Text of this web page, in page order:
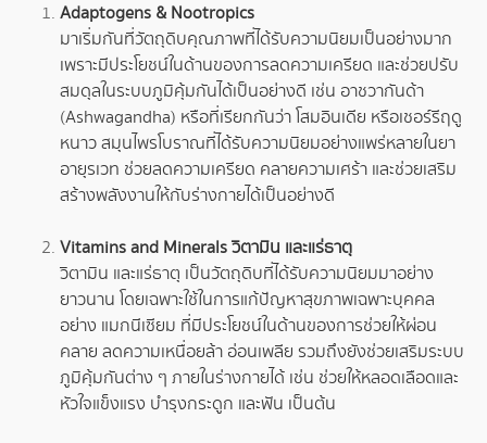
Adaptogens & Nootropics
มาเริ่มกันที่วัตถุดิบคุณภาพที่ได้รับความนิยมเป็นอย่างมาก
เพราะมีประโยชน์ในด้านของการลดความเครียด และช่วยปรับ
สมดุลในระบบภูมิคุ้มกันได้เป็นอย่างดี เช่น อาชวากันด้า
(Ashwagandha) หรือที่เรียกกันว่า โสมอินเดีย หรือเชอร์รีฤดู
หนาว สมุนไพรโบราณที่ได้รับความนิยมอย่างแพร่หลายในยา
อายุรเวท ช่วยลดความเครียด คลายความเศร้า และช่วยเสริม
สร้างพลังงานให้กับร่างกายได้เป็นอย่างดี
Vitamins and Minerals วิตามิน และแร่ธาตุ
วิตามิน และแร่ธาตุ เป็นวัตถุดิบที่ได้รับความนิยมมาอย่าง
ยาวนาน โดยเฉพาะใช้ในการแก้ปัญหาสุขภาพเฉพาะบุคคล
อย่าง แมกนีเซียม ที่มีประโยชน์ในด้านของการช่วยให้ผ่อน
คลาย ลดความเหนื่อยล้า อ่อนเพลีย รวมถึงยังช่วยเสริมระบบ
ภูมิคุ้มกันต่าง ๆ ภายในร่างกายได้ เช่น ช่วยให้หลอดเลือดและ
หัวใจแข็งแรง บำรุงกระดูก และฟัน เป็นต้น